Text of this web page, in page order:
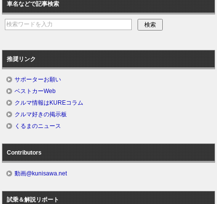
車名などで記事検索
推奨リンク
サポーターお願い
ベストカーWeb
クルマ情報はKUREコラム
クルマ好きの掲示板
くるまのニュース
Contributors
動画@kunisawa.net
試乗＆解説リポート